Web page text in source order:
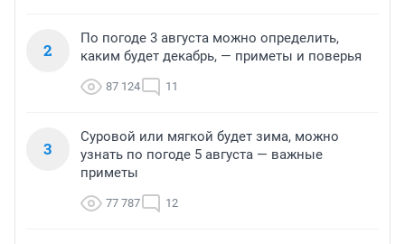
2
По погоде 3 августа можно определить,
каким будет декабрь, — приметы и поверья
87 124 11
3
Суровой или мягкой будет зима, можно
узнать по погоде 5 августа — важные
приметы
77 787 12